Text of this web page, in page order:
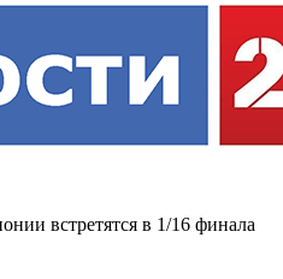
встретятся в 1/16 финала